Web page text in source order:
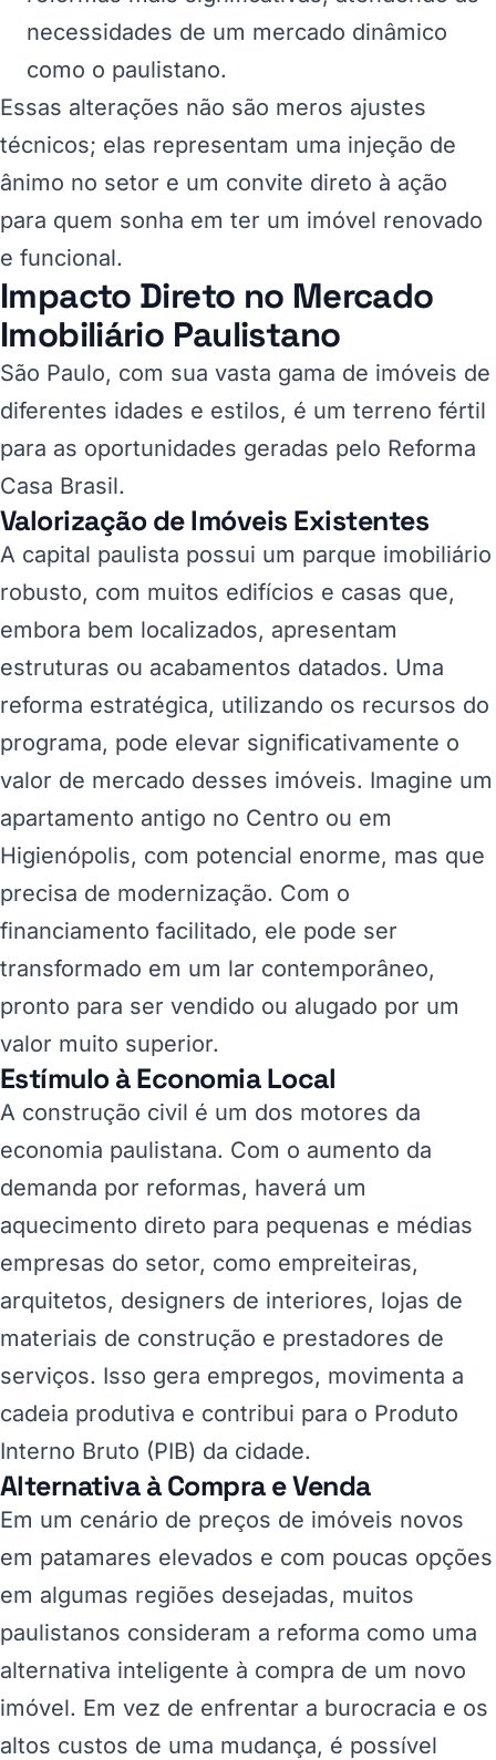
necessidades de um mercado dinâmico
como o paulistano.
Essas alterações não são meros ajustes
técnicos; elas representam uma injeção de
ânimo no setor e um convite direto à ação
para quem sonha em ter um imóvel renovado
e funcional.
Impacto Direto no Mercado
Imobiliário Paulistano
São Paulo, com sua vasta gama de imóveis de
diferentes idades e estilos, é um terreno fértil
para as oportunidades geradas pelo Reforma
Casa Brasil.
Valorização de Imóveis Existentes
A capital paulista possui um parque imobiliário
robusto, com muitos edifícios e casas que,
embora bem localizados, apresentam
estruturas ou acabamentos datados. Uma
reforma estratégica, utilizando os recursos do
programa, pode elevar significativamente o
valor de mercado desses imóveis. Imagine um
apartamento antigo no Centro ou em
Higienópolis, com potencial enorme, mas que
precisa de modernização. Com o
financiamento facilitado, ele pode ser
transformado em um lar contemporâneo,
pronto para ser vendido ou alugado por um
valor muito superior.
Estímulo à Economia Local
A construção civil é um dos motores da
economia paulistana. Com o aumento da
demanda por reformas, haverá um
aquecimento direto para pequenas e médias
empresas do setor, como empreiteiras,
arquitetos, designers de interiores, lojas de
materiais de construção e prestadores de
serviços. Isso gera empregos, movimenta a
cadeia produtiva e contribui para o Produto
Interno Bruto (PIB) da cidade.
Alternativa à Compra e Venda
Em um cenário de preços de imóveis novos
em patamares elevados e com poucas opções
em algumas regiões desejadas, muitos
paulistanos consideram a reforma como uma
alternativa inteligente à compra de um novo
imóvel. Em vez de enfrentar a burocracia e os
altos custos de uma mudança, é possível